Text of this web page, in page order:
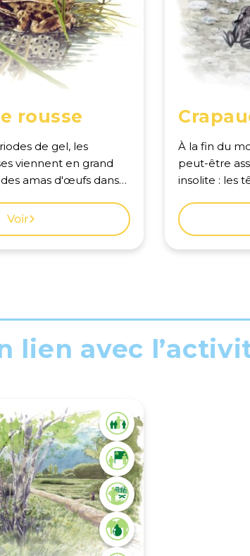
rousse
de gel, les
viennent en grand
amas d'œufs dans
mâles produit alors un
des
Voir
À la fin du
peut-être
insolite : les
quittent leur
certaines
spectaculaires. Science
observations
lien avec